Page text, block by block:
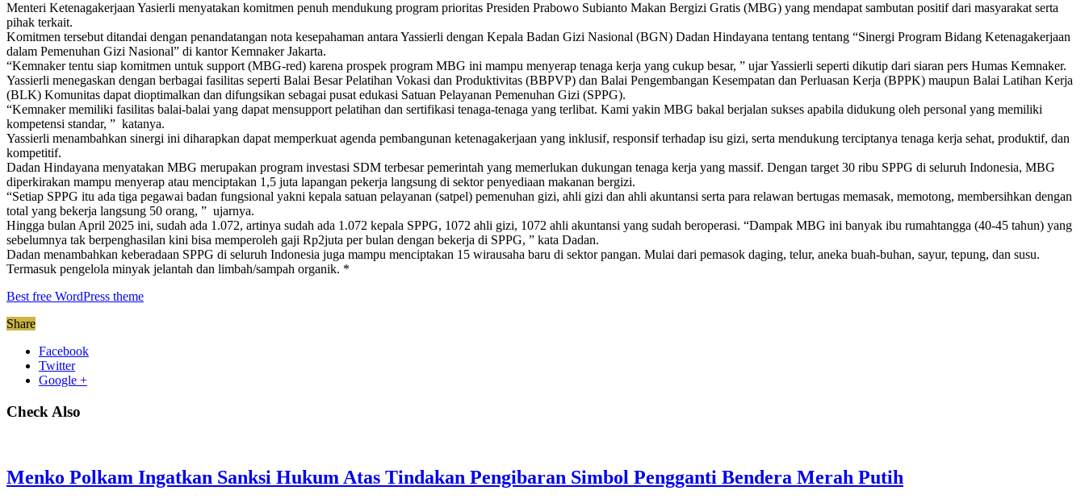
Menteri Ketenagakerjaan Yasierli menyatakan komitmen penuh mendukung program prioritas Presiden Prabowo Subianto Makan Bergizi Gratis (MBG) yang mendapat sambutan positif dari masyarakat serta
pihak terkait.
Komitmen tersebut ditandai dengan penandatangan nota kesepahaman antara Yassierli dengan Kepala Badan Gizi Nasional (BGN) Dadan Hindayana tentang tentang “Sinergi Program Bidang Ketenagakerjaan
dalam Pemenuhan Gizi Nasional” di kantor Kemnaker Jakarta.
“Kemnaker tentu siap komitmen untuk support (MBG-red) karena prospek program MBG ini mampu menyerap tenaga kerja yang cukup besar, ” ujar Yassierli seperti dikutip dari siaran pers Humas Kemnaker.
Yassierli menegaskan dengan berbagai fasilitas seperti Balai Besar Pelatihan Vokasi dan Produktivitas (BBPVP) dan Balai Pengembangan Kesempatan dan Perluasan Kerja (BPPK) maupun Balai Latihan Kerja
(BLK) Komunitas dapat dioptimalkan dan difungsikan sebagai pusat edukasi Satuan Pelayanan Pemenuhan Gizi (SPPG).
“Kemnaker memiliki fasilitas balai-balai yang dapat mensupport pelatihan dan sertifikasi tenaga-tenaga yang terlibat. Kami yakin MBG bakal berjalan sukses apabila didukung oleh personal yang memiliki
kompetensi standar, ” katanya.
Yassierli menambahkan sinergi ini diharapkan dapat memperkuat agenda pembangunan ketenagakerjaan yang inklusif, responsif terhadap isu gizi, serta mendukung terciptanya tenaga kerja sehat, produktif, dan
kompetitif.
Dadan Hindayana menyatakan MBG merupakan program investasi SDM terbesar pemerintah yang memerlukan dukungan tenaga kerja yang massif. Dengan target 30 ribu SPPG di seluruh Indonesia, MBG
diperkirakan mampu menyerap atau menciptakan 1,5 juta lapangan pekerja langsung di sektor penyediaan makanan bergizi.
“Setiap SPPG itu ada tiga pegawai badan fungsional yakni kepala satuan pelayanan (satpel) pemenuhan gizi, ahli gizi dan ahli akuntansi serta para relawan bertugas memasak, memotong, membersihkan dengan
total yang bekerja langsung 50 orang, ” ujarnya.
Hingga bulan April 2025 ini, sudah ada 1.072, artinya sudah ada 1.072 kepala SPPG, 1072 ahli gizi, 1072 ahli akuntansi yang sudah beroperasi. “Dampak MBG ini banyak ibu rumahtangga (40-45 tahun) yang
sebelumnya tak berpenghasilan kini bisa memperoleh gaji Rp2juta per bulan dengan bekerja di SPPG, ” kata Dadan.
Dadan menambahkan keberadaan SPPG di seluruh Indonesia juga mampu menciptakan 15 wirausaha baru di sektor pangan. Mulai dari pemasok daging, telur, aneka buah-buhan, sayur, tepung, dan susu.
Termasuk pengelola minyak jelantah dan limbah/sampah organik. *
Best free WordPress theme
Share
Facebook
Twitter
Google +
Check Also
Menko Polkam Ingatkan Sanksi Hukum Atas Tindakan Pengibaran Simbol Pengganti Bendera Merah Putih